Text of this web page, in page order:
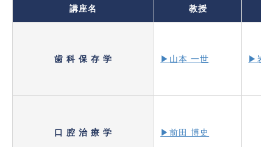
講座名 教授
歯 科 保 存 学 ▶山本 一世 ▶岩
口 腔 治 療 学 ▶前田 博史